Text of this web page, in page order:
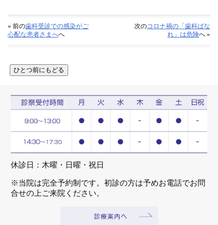
« 前の歯科受診での感染がご
心配な患者さまへへ
次のコロナ禍の「歯科ばな
れ」は危険へ »
休診日：木曜・日曜・祝日
※当院は完全予約制です。初診の方は予めお電話でお問
合せの上ご来院ください。